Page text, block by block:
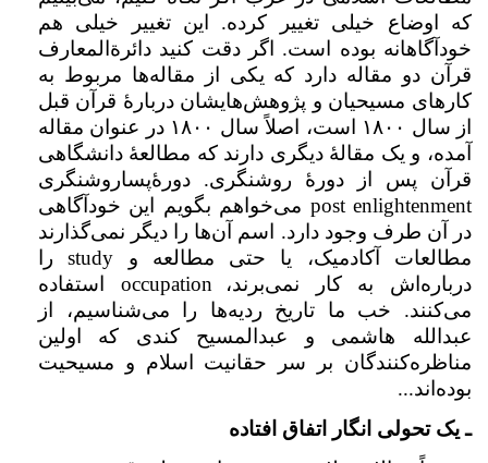
که اوضاع خیلی تغییر کرده. این تغییر خیلی هم
خودآگاهانه بوده است. اگر دقت کنید دائرة‌المعارف
قرآن دو مقاله دارد که یکی از مقاله‌ها مربوط به
کارهای مسیحیان و پژوهش‌هایشان دربارهٔ قرآن قبل
از سال ۱۸۰۰ است، اصلاً سال ۱۸۰۰ در عنوان مقاله
آمده، و یک مقالهٔ‌ دیگری دارند که مطالعهٔ دانشگاهی
قرآن پس از دورهٔ روشنگری. دورهٔ‌پساروشنگری
post enlightenment می‌خواهم بگویم این خودآگاهی
در آن طرف وجود دارد. اسم آن‌ها را دیگر نمی‌گذارند
مطالعات آکادمیک،‌ یا حتی مطالعه و studyرا
درباره‌اش به کار نمی‌برند،
occupation استفاده
می‌کنند. خب ما تاریخ ردیه‌ها را می‌شناسیم،‌ از
عبدالله هاشمی و عبدالمسیح کندی که اولین
مناظره‌کنندگان بر سر حقانیت اسلام و مسیحیت
بوده‌اند...
ـ یک تحولی انگار اتفاق افتاده